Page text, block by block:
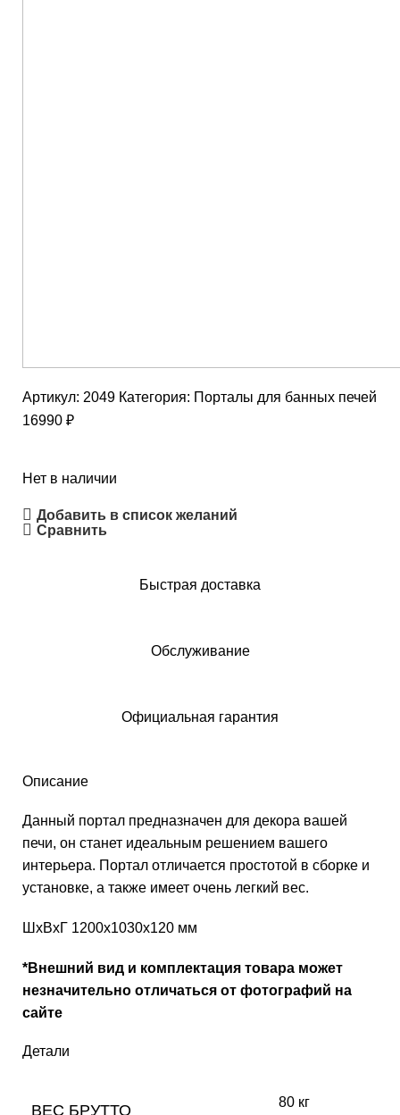
Артикул: 2049 Категория: Порталы для банных печей
16990 ₽
Нет в наличии
Добавить в список желаний
Сравнить
Быстрая доставка
Обслуживание
Официальная гарантия
Описание
Данный портал предназначен для декора вашей
печи, он станет идеальным решением вашего
интерьера. Портал отличается простотой в сборке и
установке, а также имеет очень легкий вес.
ШхВхГ 1200х1030х120 мм
*Внешний вид и комплектация товара может
незначительно отличаться от фотографий на
сайте
Детали
ВЕС БРУТТО 80 кг